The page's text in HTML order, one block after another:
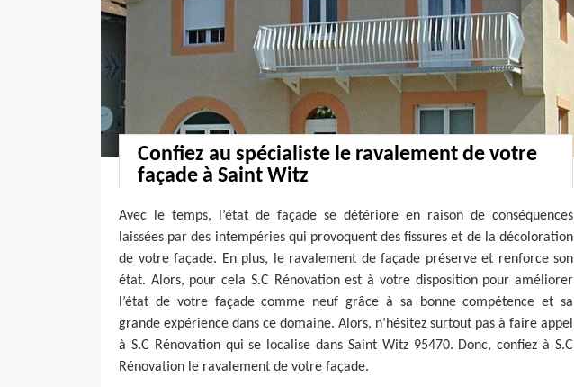
Confiez au spécialiste le ravalement de votre
façade à Saint Witz
Avec le temps, l’état de façade se détériore en raison de conséquences
laissées par des intempéries qui provoquent des fissures et de la décoloration
de votre façade. En plus, le ravalement de façade préserve et renforce son
état. Alors, pour cela S.C Rénovation est à votre disposition pour améliorer
l’état de votre façade comme neuf grâce à sa bonne compétence et sa
grande expérience dans ce domaine. Alors, n’hésitez surtout pas à faire appel
à S.C Rénovation qui se localise dans Saint Witz 95470. Donc, confiez à S.C
Rénovation le ravalement de votre façade.